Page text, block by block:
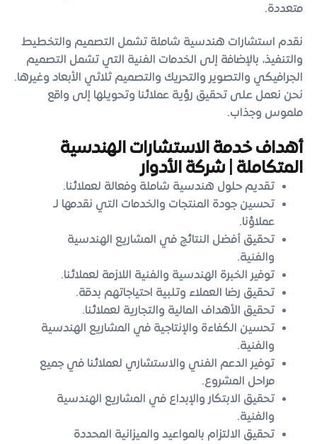
متعددة.
نقدم استشارات هندسية شاملة تشمل التصميم والتخطيط
والتنفيذ، بالإضافة إلى الخدمات الفنية التي تشمل التصميم
الجرافيكي والتصوير والتحريك والتصميم ثلاثي الأبعاد وغيرها.
نحن نعمل على تحقيق رؤية عملائنا وتحويلها إلى واقع
ملموس وجذاب.
أهداف خدمة الاستشارات الهندسية
المتكاملة | شركة الأدوار
تقديم حلول هندسية شاملة وفعالة لعملائنا.
تحسين جودة المنتجات والخدمات التي نقدمها لـ
عملاؤنا.
تحقيق أفضل النتائج في المشاريع الهندسية
والفنية.
توفير الخبرة الهندسية والفنية اللازمة لعملائنا.
تحقيق رضا العملاء وتلبية احتياجاتهم بدقة.
تحقيق الأهداف المالية والتجارية لعملائنا.
تحسين الكفاءة والإنتاجية في المشاريع الهندسية
والفنية.
توفير الدعم الفني والاستشاري لعملائنا في جميع
مراحل المشروع.
تحقيق الابتكار والإبداع في المشاريع الهندسية
والفنية.
تحقيق الالتزام بالمواعيد والميزانية المحددة